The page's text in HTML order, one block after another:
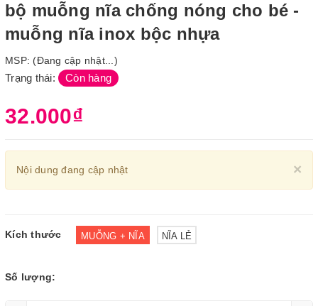
bộ muỗng nĩa chống nóng cho bé -
muỗng nĩa inox bộc nhựa
MSP: (Đang cập nhật...)
Trạng thái: Còn hàng
32.000₫
×
Nội dung đang cập nhật
Kích thước MUỖNG + NĨA NĨA LẺ
Số lượng: